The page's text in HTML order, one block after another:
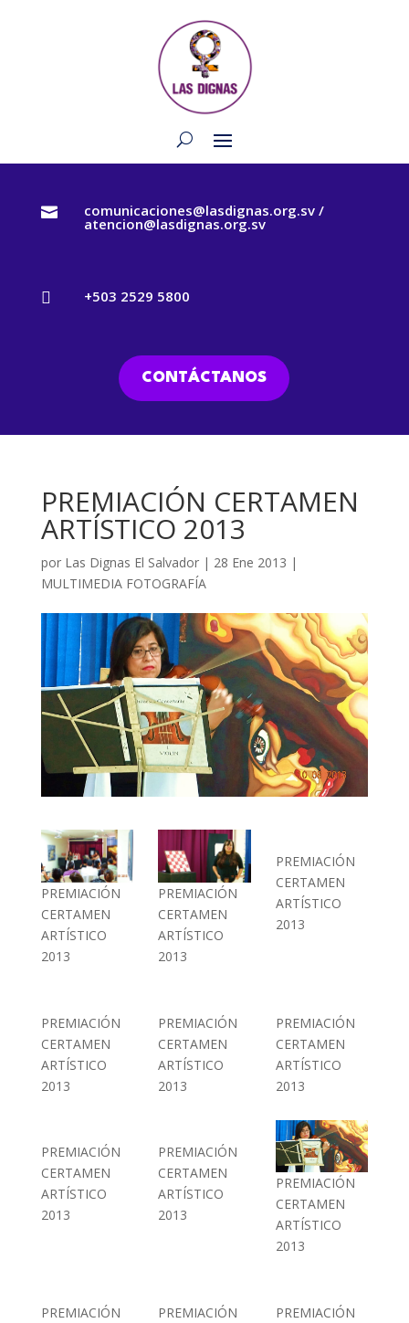
 comunicaciones@lasdignas.org.sv /
atencion@lasdignas.org.sv
 +503 2529 5800
CONTÁCTANOS
PREMIACIÓN CERTAMEN
ARTÍSTICO 2013
por Las Dignas El Salvador| 28 Ene 2013 |
MULTIMEDIA FOTOGRAFÍA
PREMIACIÓN
CERTAMEN
ARTÍSTICO
2013
PREMIACIÓN
CERTAMEN
ARTÍSTICO
2013
PREMIACIÓN
CERTAMEN
ARTÍSTICO
2013
PREMIACIÓN
CERTAMEN
ARTÍSTICO
2013
PREMIACIÓN
CERTAMEN
ARTÍSTICO
2013
PREMIACIÓN
CERTAMEN
ARTÍSTICO
2013
PREMIACIÓN
CERTAMEN
ARTÍSTICO
2013
PREMIACIÓN
CERTAMEN
ARTÍSTICO
2013
PREMIACIÓN
CERTAMEN
ARTÍSTICO
2013
PREMIACIÓN
PREMIACIÓN
PREMIACIÓN